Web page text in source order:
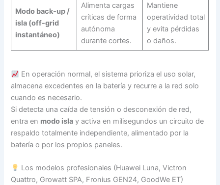
Modo back-up /
isla (off-grid
instantáneo)
Alimenta cargas
críticas de forma
autónoma
durante cortes.
Mantiene
operatividad total
y evita pérdidas
o daños.
En operación normal, el sistema prioriza el uso solar,
almacena excedentes en la batería y recurre a la red solo
cuando es necesario.
Si detecta una caída de tensión o desconexión de red,
entra en modo isla y activa en milisegundos un circuito de
respaldo totalmente independiente, alimentado por la
batería o por los propios paneles.
Los modelos profesionales (Huawei Luna, Victron
Quattro, Growatt SPA, Fronius GEN24, GoodWe ET)